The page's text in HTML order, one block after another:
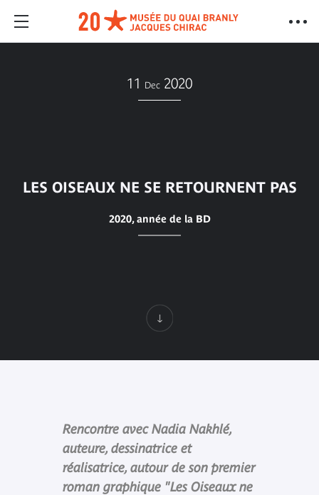
11 Dec 2020
LES OISEAUX NE SE RETOURNENT PAS
2020, année de la BD
Rencontre avec Nadia Nakhlé,
auteure, dessinatrice et
réalisatrice, autour de son premier
roman graphique "Les Oiseaux ne